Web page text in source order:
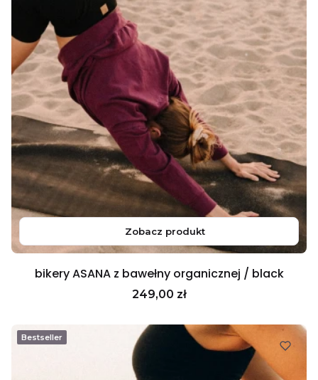
Zobacz produkt
bikery ASANA z bawełny organicznej / black
Cena
249,00 zł
Bestseller